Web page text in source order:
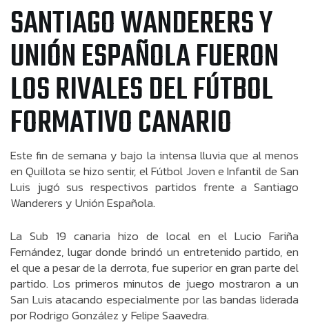
SANTIAGO WANDERERS Y
UNIÓN ESPAÑOLA FUERON
LOS RIVALES DEL FÚTBOL
FORMATIVO CANARIO
Este fin de semana y bajo la intensa lluvia que al menos
en Quillota se hizo sentir, el Fútbol Joven e Infantil de San
Luis jugó sus respectivos partidos frente a Santiago
Wanderers y Unión Española.
La Sub 19 canaria hizo de local en el Lucio Fariña
Fernández, lugar donde brindó un entretenido partido, en
el que a pesar de la derrota, fue superior en gran parte del
partido. Los primeros minutos de juego mostraron a un
San Luis atacando especialmente por las bandas liderada
por Rodrigo González y Felipe Saavedra.